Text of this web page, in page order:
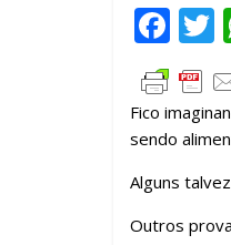
F
ac
e
b
o
o
Fico
sendo
Alguns
Outros